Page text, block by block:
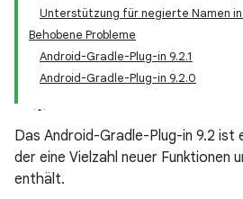
Unterstützung für negierte Namen
Behobene Probleme
Android-Gradle-Plug-in 9.2.1
Android-Gradle-Plug-in 9.2.0
Das Android-Gradle-Plug-in 9.2 ist
der eine Vielzahl neuer Funktionen
enthält.